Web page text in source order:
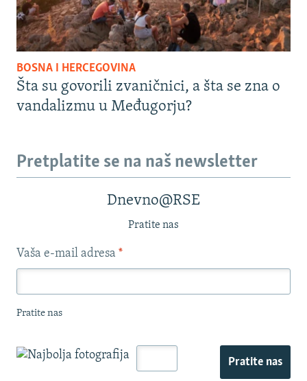
BOSNA I HERCEGOVINA
Šta su govorili zvaničnici, a šta se zna o
vandalizmu u Međugorju?
Pretplatite se na naš newsletter
Dnevno@RSE
Pratite nas
Vaša e-mail adresa *
Pratite nas
Pratite nas